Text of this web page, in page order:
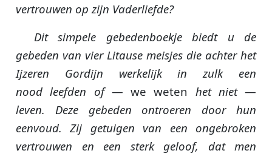
vertrouwen op zijn Vaderliefde?
Dit simpele gebedenboekje biedt u de
gebeden van vier Litause meisjes die achter het
Ijzeren Gordijn werkelijk in zulk een
nood leefden of— we weten het niet—
leven. Deze gebeden ontroeren door hun
eenvoud. Zij getuigen van een ongebroken
vertrouwen en een sterk geloof, dat men